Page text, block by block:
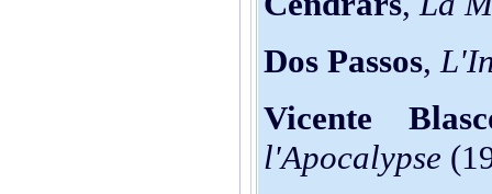
Dos Passos,
Vicente
l'Apocalypse